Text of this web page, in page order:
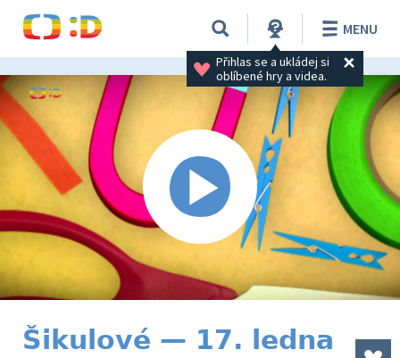
Přihlas se a ukládej si
oblíbené hry a videa.
MENU
Šikulové — 17. ledna